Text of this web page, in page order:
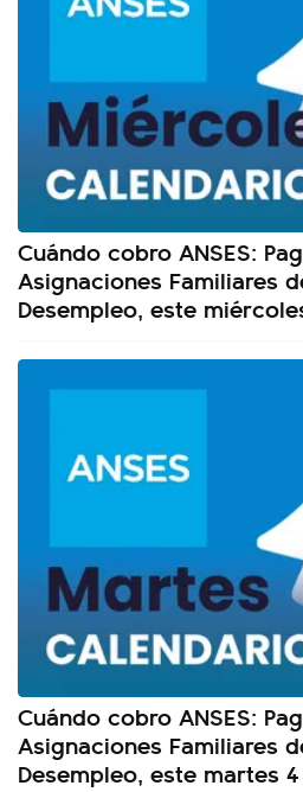
Cuándo cobro ANSES:
Asignaciones Familiares
Desempleo, este
Cuándo cobro ANSES:
Asignaciones Familiares
Desempleo, este martes